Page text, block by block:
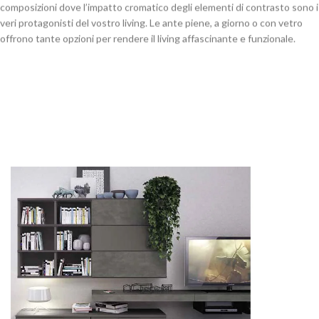
composizioni dove l’impatto cromatico degli elementi di contrasto sono i
veri protagonisti del vostro living. Le ante piene, a giorno o con vetro
offrono tante opzioni per rendere il living affascinante e funzionale.